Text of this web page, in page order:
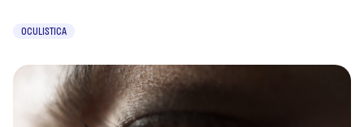
OCULISTICA